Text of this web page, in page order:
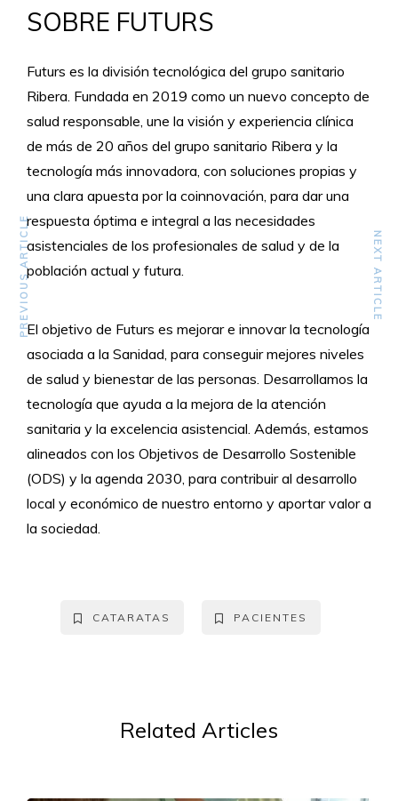
SOBRE FUTURS
Futurs es la división tecnológica del grupo sanitario
Ribera. Fundada en 2019 como un nuevo concepto de
salud responsable, une la visión y experiencia clínica
de más de 20 años del grupo sanitario Ribera y la
tecnología más innovadora, con soluciones propias y
una clara apuesta por la coinnovación, para dar una
respuesta óptima e integral a las necesidades
asistenciales de los profesionales de salud y de la
población actual y futura.
El objetivo de Futurs es mejorar e innovar la tecnología
asociada a la Sanidad, para conseguir mejores niveles
de salud y bienestar de las personas. Desarrollamos la
tecnología que ayuda a la mejora de la atención
sanitaria y la excelencia asistencial. Además, estamos
alineados con los Objetivos de Desarrollo Sostenible
(ODS) y la agenda 2030, para contribuir al desarrollo
local y económico de nuestro entorno y aportar valor a
la sociedad.
CATARATAS PACIENTES
Related Articles
PREVIOUS ARTICLE NEXT ARTICLE